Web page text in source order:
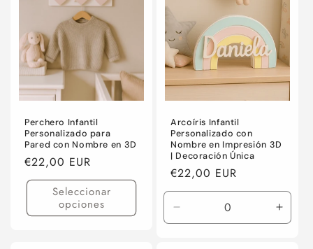
Perchero Infantil
Personalizado para
Pared con Nombre en 3D
Precio
habitual
€22,00 EUR
Seleccionar
opciones
Arcoíris Infantil
Personalizado con
Nombre en Impresión 3D
| Decoración Única
Precio
habitual
€22,00 EUR
cantidad